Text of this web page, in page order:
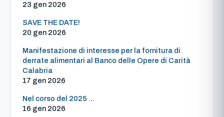
23 gen 2026
SAVE THE DATE!
20 gen 2026
Manifestazione di interesse per la fornitura di
derrate alimentari al Banco delle Opere di Carità
Calabria
17 gen 2026
Nel corso del 2025 ...
16 gen 2026